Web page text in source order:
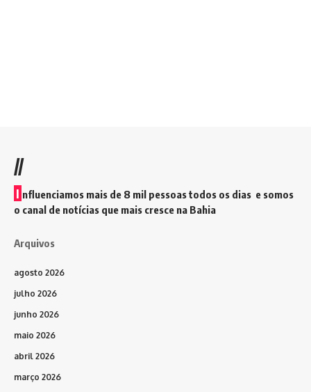
//
I nfluenciamos mais de 8 mil pessoas todos os dias e somos
o canal de notícias que mais cresce na Bahia
Arquivos
agosto 2026
julho 2026
junho 2026
maio 2026
abril 2026
março 2026